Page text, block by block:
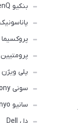
بنکیو BenQ
پاناسونیک Panasonic
پروکسیما Proxima
پرومتیین Promethean
پلی ویژن Polyvision
سونی Sony
سانیو Sanyo